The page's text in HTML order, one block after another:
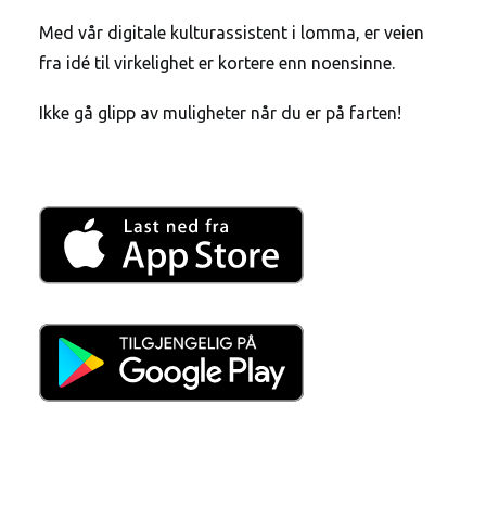
Med vår digitale kulturassistent i lomma, er veien
fra idé til virkelighet er kortere enn noensinne.
Ikke gå glipp av muligheter når du er på farten!